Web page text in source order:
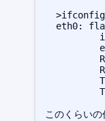
eth0:
このくらいの